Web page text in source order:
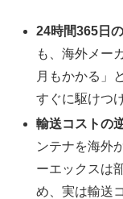
24時間365日
も、海外メー
月もかかる」
すぐに駆けつ
輸送コストの
ンテナを海外
ーエックスは
め、実は輸送